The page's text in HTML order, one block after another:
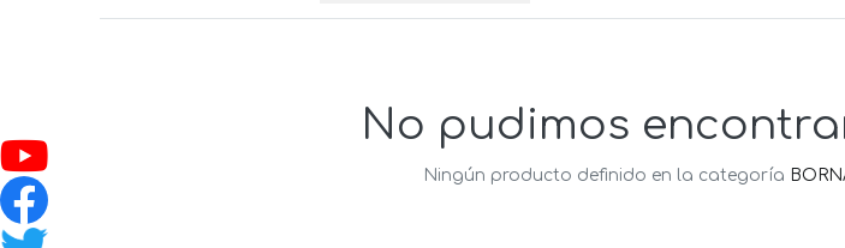
No pudimos
Ningún producto definido en la categoría